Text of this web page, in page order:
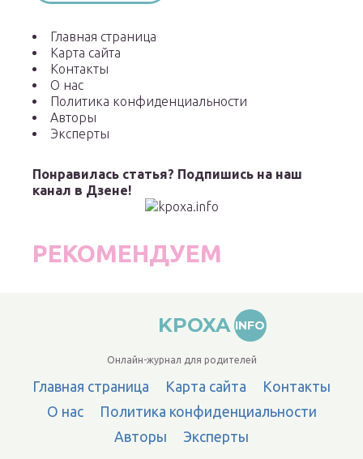
Главная страница
Карта сайта
Контакты
О нас
Политика конфиденциальности
Авторы
Эксперты
Понравилась статья? Подпишись на наш
канал в Дзене!
РЕКОМЕНДУЕМ
KPOXA INFO
Онлайн-журнал для родителей
Главная страница Карта сайта
Контакты
О нас
Политика конфиденциальности
Авторы
Эксперты